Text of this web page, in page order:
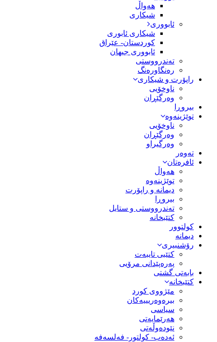
هەواڵ
شیکاری
ئابووری
شیکاری ئابوری
کوردستان- عێراق
ئابووری جیهان
تەندرووستی
رەنگاورەنگ
راپۆرت و شیکاری
ناوخۆیی
وەرگێڕان
بیروڕا
توێژینەوە
ناوخۆیی
وەرگێڕان
وەرگیراو
تەوەر
ئافرەتان
هەواڵ
توێژینەوە
دیمانە و راپۆرت
بیروڕا
تەندرووستی و ستایل
کتێبخانە
کولتوور
دیمانە
رۆشنبیری
کتێبی تایبەت
پەرەپێدانی مرۆیی
بابەتی گشتی
کتێبخانە
مێژووى کورد
بیرەوەریییەکان
سیاسى
هەرێمایەتی
نێودەوڵەتی
ئەدەب- کولتور- فەلسەفە